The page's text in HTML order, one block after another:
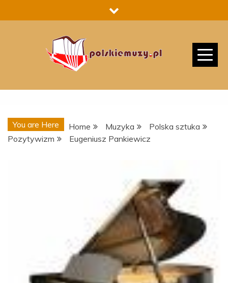
to
You are Here Home Muzyka
Polska sztuka
Pozytywizm
Eugeniusz Pankiewicz